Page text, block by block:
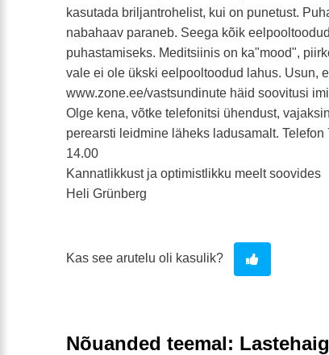
kasutada briljantrohelist, kui on punetust.
nabahaav paraneb. Seega kõik
puhastamiseks. Meditsiinis on ka"mood",
vale ei ole ükski eelpooltoodud lahus. Usun,
www.zone.ee/vastsundinute häid soovitusi
Olge kena, võtke telefonitsi ühendust,
perearsti leidmine läheks ladusamalt.
14.00
Kannatlikkust ja optimistlikku meelt soovides
Heli Grünberg
Kas see arutelu oli kasulik?
Nõuanded teemal: